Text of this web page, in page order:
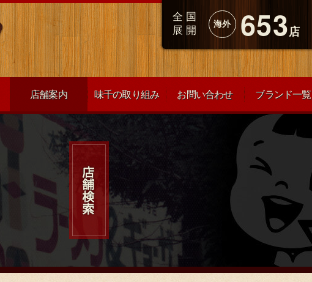
全国
展開
海外 653店
店舗案内 味千の取り組み お問い合わせ ブランド一覧